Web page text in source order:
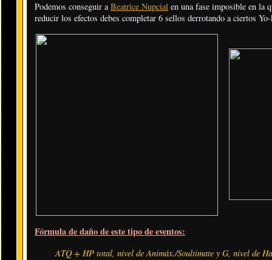
Podemos conseguir aBeatrice Nupcial en una fase imposible en la
reducir los efectos debes completar 6 sellos derrotando a ciertos
Fórmula de daño de este tipo de eventos:
ATQ + HP total, nivel de Animáx./Soultimate y G, nivel de